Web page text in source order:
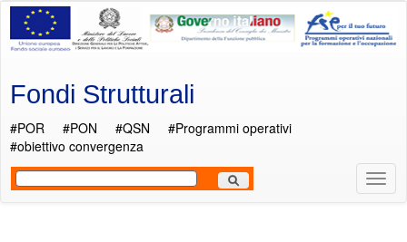
Salta al contenuto principale
Fondi Strutturali
#POR #PON #QSN
#Programmi operativi
#obiettivo convergenza
Menù